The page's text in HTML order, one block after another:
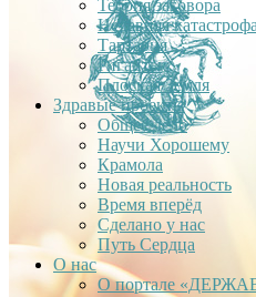
Теория заговора
Недавняя катастрофа
Тартария
Гиганты
Плоская Земля
Здравые проекты
Общее дело
Научи Хорошему
Крамола
Новая реальность
Время вперёд
Сделано у нас
Путь Сердца
О нас
О портале